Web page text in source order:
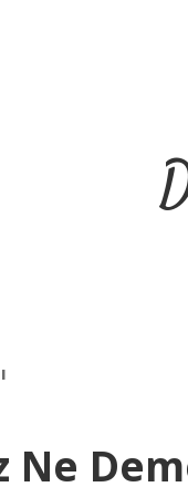
Ne